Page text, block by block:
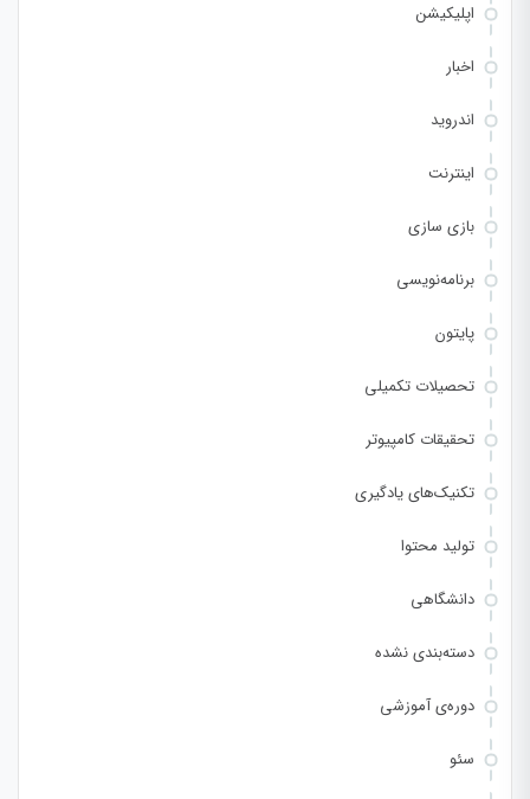
اپلیکیشن
اخبار
اندروید
اینترنت
بازی سازی
برنامه‌نویسی
پایتون
تحصیلات تکمیلی
تحقیقات کامپیوتر
تکنیک‌های یادگیری
تولید محتوا
دانشگاهی
دسته‌بندی نشده
دوره‌ی آموزشی
سئو